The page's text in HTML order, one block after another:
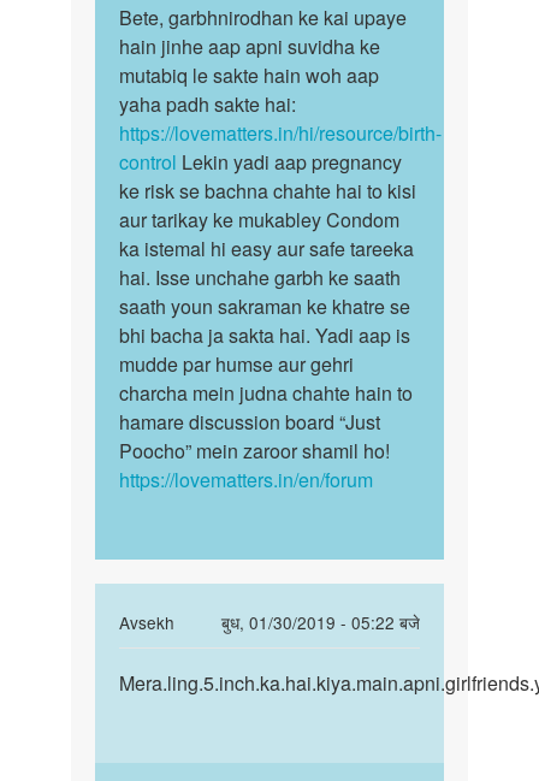
to
Sex
ka
koi
upay
btao
jisse…
by
Rahul
sharma
Bete,
garbhnirodhan
ke
kai…
Bete, garbhnirodhan ke kai upaye
hain jinhe aap apni suvidha ke
mutabiq le sakte hain woh aap
yaha padh sakte hai:
https://lovematters.in/hi/resource/birth-
control Lekin yadi aap pregnancy
ke risk se bachna chahte hai to kisi
aur tarikay ke mukabley Condom
ka istemal hi easy aur safe tareeka
hai. Isse unchahe garbh ke saath
saath youn sakraman ke khatre se
bhi bacha ja sakta hai. Yadi aap is
mudde par humse aur gehri
charcha mein judna chahte hain to
hamare discussion board “Just
Poocho” mein zaroor shamil ho!
https://lovematters.in/en/forum
Avsekh
बुध, 01/30/2019 - 05:22 बजे
reply
to
iss
Mera.ling.5.inch.ka.hai.kiya…